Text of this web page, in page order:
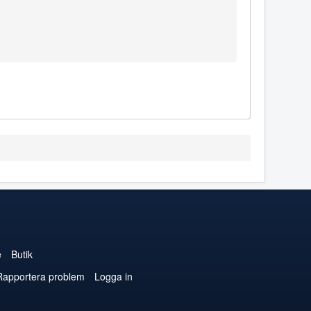
Butik
problem
Logga in